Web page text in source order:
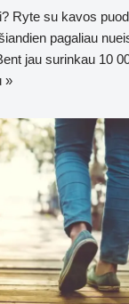
Ryte su kavos
pagaliau
jau surinkau 10
»